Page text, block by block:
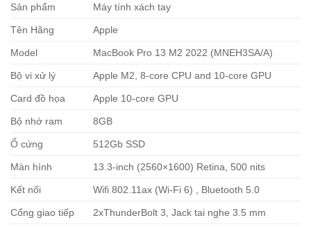
Sản phẩm Máy tính xách tay
Tên Hãng Apple
Model MacBook Pro 13 M2 2022 (MNEH3SA/A)
Bộ vi xử lý Apple M2, 8-core CPU and 10-core GPU
Card đồ họa Apple 10-core GPU
Bộ nhớ ram 8GB
Ổ cứng 512Gb SSD
Màn hình 13.3-inch (2560×1600) Retina, 500 nits
Kết nối Wifi 802.11ax (Wi-Fi 6) , Bluetooth 5.0
Cổng giao tiếp 2xThunderBolt 3, Jack tai nghe 3.5 mm